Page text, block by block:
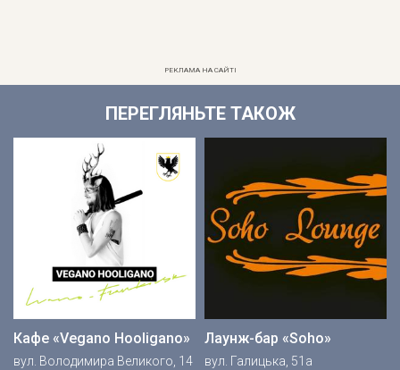
РЕКЛАМА НА САЙТІ
ПЕРЕГЛЯНЬТЕ ТАКОЖ
Кафе «Vegano Hooligano»
вул. Володимира Великого, 14
Лаунж-бар «Soho»
вул. Галицька, 51а